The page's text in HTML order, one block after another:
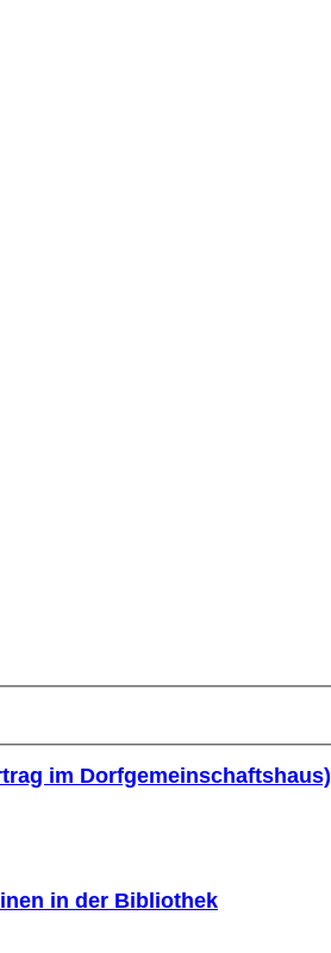
im Dorfgemeinschaftshaus)
in der Bibliothek